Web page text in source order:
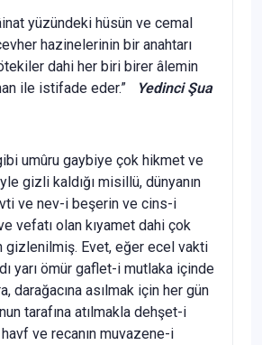
yüzündeki hüsün ve cemal
hazinelerinin bir anahtarı
dahi her biri birer âlemin
ile istifade eder.”
Yedinci Şua
umûru gaybiye çok hikmet ve
gizli kaldığı misillü, dünyanın
ve nev-i beşerin ve cins-i
vefatı olan kıyamet dahi çok
gizlenilmiş. Evet, eğer ecel vakti
yarı ömür gaflet-i mutlaka içinde
darağacına asılmak için her gün
tarafına atılmakla dehşet-i
ve recanın muvazene-i